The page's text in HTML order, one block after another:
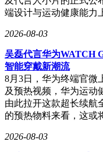
端设计与运动健康能力
2026-08-03
吴磊代言华为WATCH
智能穿戴新潮流
8月3日，华为终端官微
及预热视频，华为运动
由此拉开这款超长续航
的预热物料来看，这
2026-08-03